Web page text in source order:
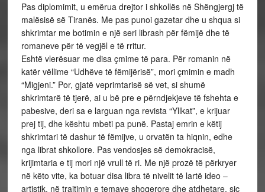
Pas diplomimit, u emërua drejtor i shkollës në Shëngjergj të
malësisë së Tiranës. Me pas punoi gazetar dhe u shqua si
shkrimtar me botimin e një seri librash për fëmijë dhe të
romaneve për të vegjël e të rritur.
Eshtë vlerësuar me disa çmime të para. Për romanin në
katër vëllime “Udhëve të fëmijërisë”, mori çmimin e madh
“Migjeni.” Por, gjatë veprimtarisë së vet, si shumë
shkrimtarë të tjerë, ai u bë pre e përndjekjeve të fshehta e
pabesive, deri sa e larguan nga revista “Yllkat”, e krijuar
prej tij, dhe kështu mbeti pa punë. Pastaj emrin e këtij
shkrimtari të dashur të fëmijve, u orvatën ta hiqnin, edhe
nga librat shkollore. Pas vendosjes së demokracisë,
krijimtaria e tij mori një vrull të ri. Me një prozë të përkryer
në këto vite, ka botuar disa libra të nivelit të lartë ideo –
artistik, në trajtimin e temave shoqerore dhe atdhetare, siç